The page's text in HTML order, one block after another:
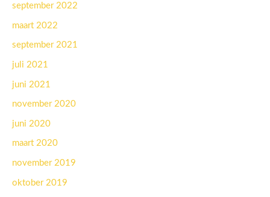
september 2022
maart 2022
september 2021
juli 2021
juni 2021
november 2020
juni 2020
maart 2020
november 2019
oktober 2019